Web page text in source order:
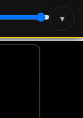
▾